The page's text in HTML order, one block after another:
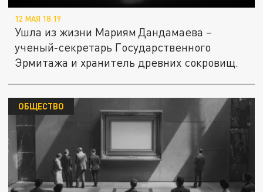
12 МАЯ 18:19
Ушла из жизни Мариям Дандамаева –
ученый‑секретарь Государственного
Эрмитажа и хранитель древних сокровищ.
ОБЩЕСТВО